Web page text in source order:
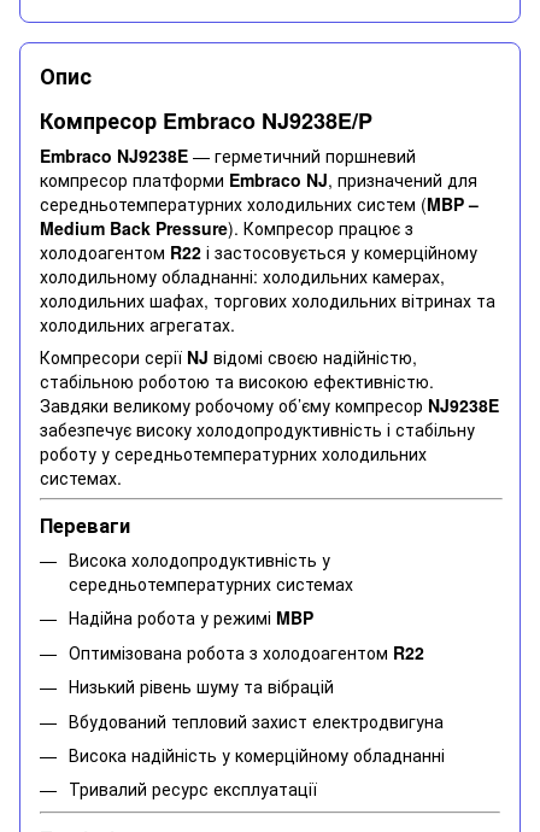
Опис
Компресор Embraco NJ9238E/P
Embraco NJ9238E — герметичний поршневий
компресор платформи Embraco NJ, призначений для
середньотемпературних холодильних систем (MBP –
Medium Back Pressure). Компресор працює з
холодоагентом R22 і застосовується у комерційному
холодильному обладнанні: холодильних камерах,
холодильних шафах, торгових холодильних вітринах та
холодильних агрегатах.
Компресори серії NJ відомі своєю надійністю,
стабільною роботою та високою ефективністю.
Завдяки великому робочому об’єму компресор NJ9238E
забезпечує високу холодопродуктивність і стабільну
роботу у середньотемпературних холодильних
системах.
Переваги
Висока холодопродуктивність у
середньотемпературних системах
Надійна робота у режимі MBP
Оптимізована робота з холодоагентом R22
Низький рівень шуму та вібрацій
Вбудований тепловий захист електродвигуна
Висока надійність у комерційному обладнанні
Тривалий ресурс експлуатації